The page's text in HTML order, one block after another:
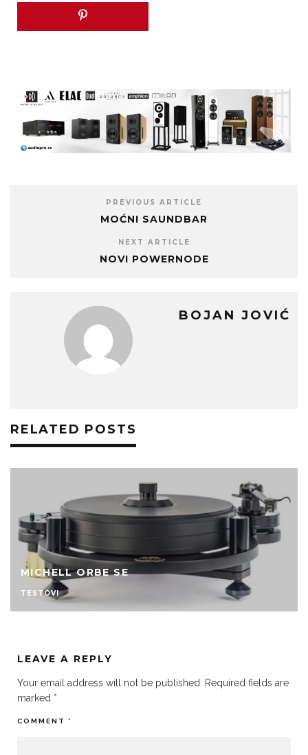
PREVIOUS ARTICLE
MOĆNI SAUNDBAR
NEXT ARTICLE
NOVI POWERNODE
BOJAN JOVIĆ
RELATED POSTS
MICHELL ORBE SE
TESTOVI
LEAVE A REPLY
Your email address will not be published. Required fields are
marked *
COMMENT *